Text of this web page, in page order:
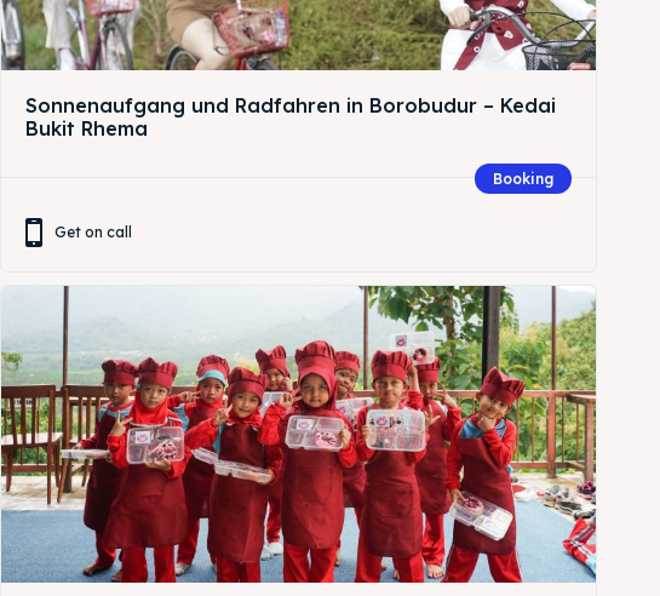
Nederlands
العربية
Sonnenaufgang und Radfahren in Borobudur – Kedai
Bukit Rhema
Booking
Get on call